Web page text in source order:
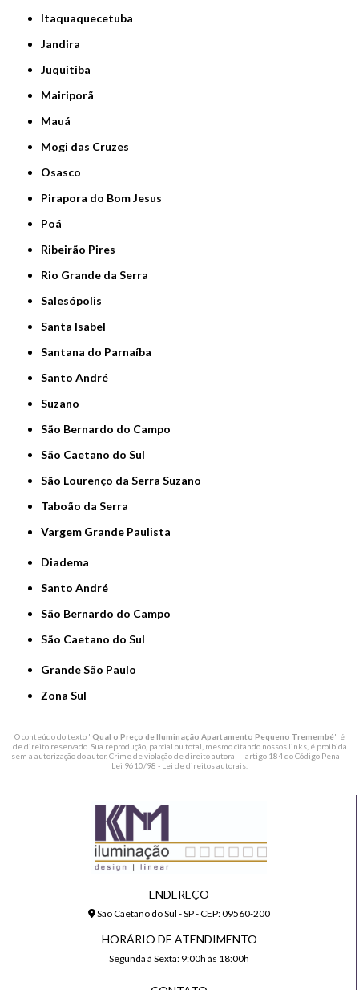
Itaquaquecetuba
Jandira
Juquitiba
Mairiporã
Mauá
Mogi das Cruzes
Osasco
Pirapora do Bom Jesus
Poá
Ribeirão Pires
Rio Grande da Serra
Salesópolis
Santa Isabel
Santana do Parnaíba
Santo André
Suzano
São Bernardo do Campo
São Caetano do Sul
São Lourenço da Serra Suzano
Taboão da Serra
Vargem Grande Paulista
Diadema
Santo André
São Bernardo do Campo
São Caetano do Sul
Grande São Paulo
Zona Sul
O conteúdo do texto "Qual o Preço de Iluminação Apartamento Pequeno Tremembé" é
de direito reservado. Sua reprodução, parcial ou total, mesmo citando nossos links, é proibida
sem a autorização do autor. Crime de violação de direito autoral – artigo 184 do Código Penal –
Lei 9610/98 - Lei de direitos autorais
ENDEREÇO
São Caetano do Sul - SP - CEP: 09560-200
HORÁRIO DE ATENDIMENTO
Segunda à Sexta: 9:00h às 18:00h